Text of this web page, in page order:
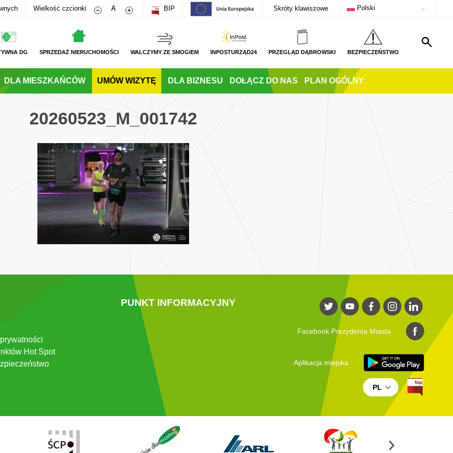
Wielkość czcionki Zmniejsz rozmiar czcionki
A Zwiększ rozmiar czcionki
BIP Skróty klawiszowe Polski
DG SPRZEDAŻ NIERUCHOMOŚCI WALCZYMY ZE SMOGIEM INPOSTURZĄD24 PRZEGLĄD DĄBROWSKI BEZPIECZEŃSTWO
DLA MIESZKAŃCÓW UMÓW WIZYTĘ DLA BIZNESU DOŁĄCZ DO NAS PLAN OGÓLNY
20260523_M_001742
Hot Spot
PUNKT INFORMACYJNY
Facebook Prezydenta Miasta
Aplikacja miejska
PL